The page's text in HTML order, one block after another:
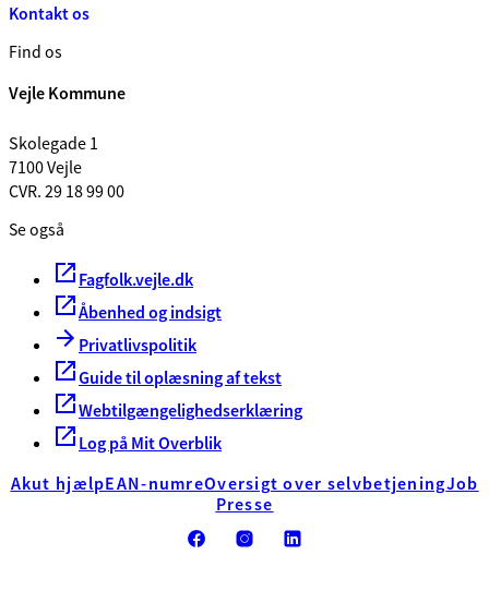
Kontakt os
Find os
Vejle Kommune
Skolegade 1
7100 Vejle
CVR. 29 18 99 00
Se også
Fagfolk.vejle.dk
Åbenhed og indsigt
Privatlivspolitik
Guide til oplæsning af tekst
Webtilgængelighedserklæring
Log på Mit Overblik
Akut hjælpEAN-numreOversigt over selvbetjeningJob
Presse